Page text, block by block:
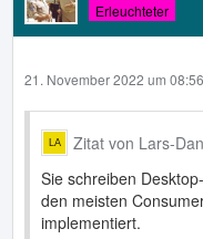
Erleuchteter
21. November 2022 um 08:56
Zitat von Lars-
Sie schreiben
den meisten
implementiert.